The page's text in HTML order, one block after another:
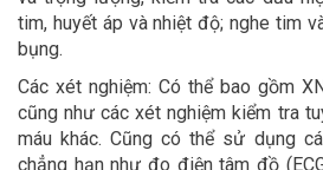
tim, huyết áp và nhiệt độ; nghe tim
bụng.
Các xét nghiệm: Có thể bao gồm
cũng như các xét nghiệm kiểm tra
máu khác. Cũng có thể sử dụng
chẳng hạn như đo điện tâm đồ